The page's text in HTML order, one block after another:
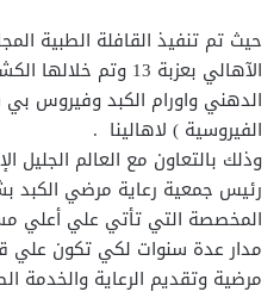
حيث تم تنفيذ القافلة الطبية
الآهالي بعزبة 13 وتم
الدهني واورام الكبد وفيروس
الفيروسية ) لاهالينا .
وذلك بالتعاون مع العالم الجليل
رئيس جمعية رعاية مرضي الكبد
المخصصة التي تأتي علي أعلي
مدار عدة سنوات لكي تكون علي
مرضية وتقديم الرعاية والخدمة